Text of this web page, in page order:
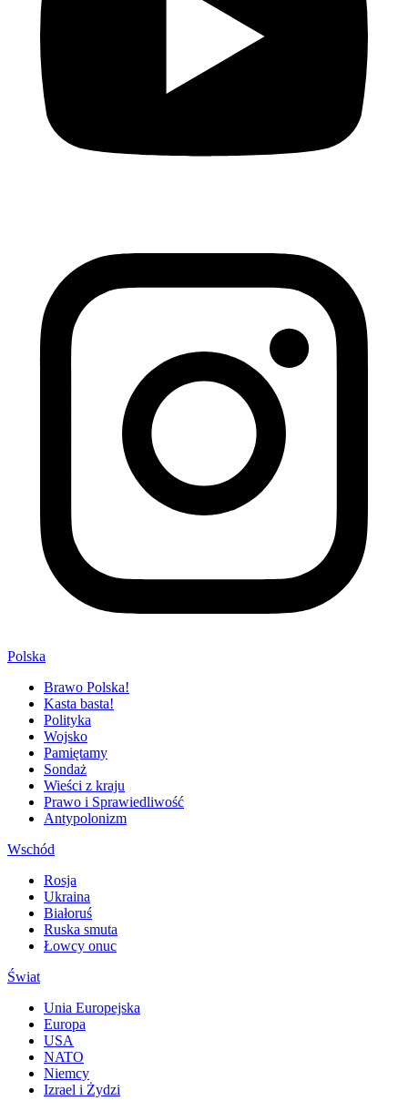
Polska
Brawo Polska!
Kasta basta!
Polityka
Wojsko
Pamiętamy
Sondaż
Wieści z kraju
Prawo i Sprawiedliwość
Antypolonizm
Wschód
Rosja
Ukraina
Białoruś
Ruska smuta
Łowcy onuc
Świat
Unia Europejska
Europa
USA
NATO
Niemcy
Izrael i Żydzi